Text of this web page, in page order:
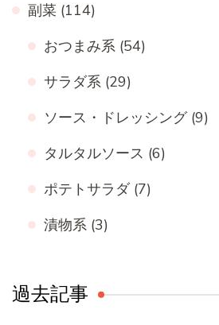
副菜 (114)
おつまみ系 (54)
サラダ系 (29)
ソース・ドレッシング(9)
タルタルソース (6)
ポテトサラダ (7)
漬物系 (3)
過去記事